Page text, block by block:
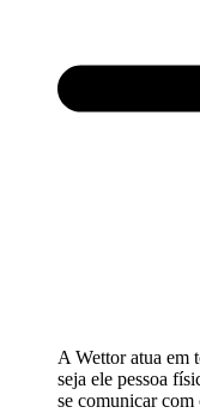
A Wettor atua em
seja ele pessoa
se comunicar